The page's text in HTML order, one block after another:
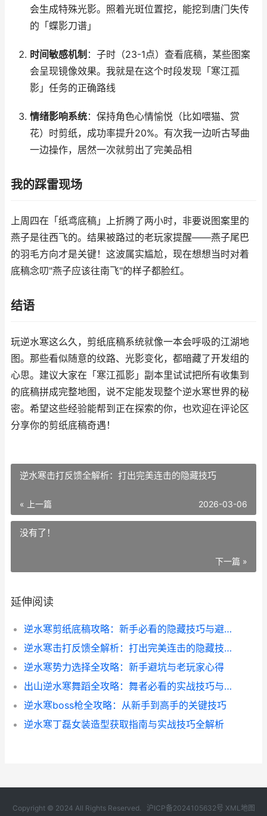
会生成特殊光影。照着光斑位置挖，能挖到唐门失传
的「蝶影刀谱」
时间敏感机制 ：子时（23-1点）查看底稿，某些图案
会呈现镜像效果。我就是在这个时段发现「寒江孤
影」任务的正确路线
情绪影响系统：保持角色心情愉悦（比如喂猫、赏
花）时剪纸，成功率提升20%。有次我一边听古琴曲
一边操作，居然一次就剪出了完美品相
我的踩雷现场
上周四在「纸鸢底稿」上折腾了两小时，非要说图案里的
燕子是往西飞的。结果被路过的老玩家提醒——燕子尾巴
的羽毛方向才是关键！这波属实尴尬，现在想想当时对着
底稿念叨"燕子应该往南飞"的样子都脸红。
结语
玩逆水寒这么久，剪纸底稿系统就像一本会呼吸的江湖地
图。那些看似随意的纹路、光影变化，都暗藏了开发组的
心思。建议大家在「寒江孤影」副本里试试把所有收集到
的底稿拼成完整地图，说不定能发现整个逆水寒世界的秘
密。希望这些经验能帮到正在探索的你，也欢迎在评论区
分享你的剪纸底稿奇遇！
逆水寒击打反馈全解析：打出完美连击的隐藏技巧
« 上一篇 2026-03-06
没有了！
下一篇 »
延伸阅读
逆水寒剪纸底稿攻略：新手必看的隐藏技巧与避坑指南
逆水寒击打反馈全解析：打出完美连击的隐藏技巧
逆水寒势力选择全攻略：新手避坑与老玩家心得
出山逆水寒舞蹈全攻略：舞者必看的实战技巧与隐藏彩蛋
逆水寒boss枪全攻略：从新手到高手的关键技巧
逆水寒丁磊女装造型获取指南与实战技巧全解析
Copyright © 2024 All Rights Reserved. 沪ICP备2024105632号 XML地图